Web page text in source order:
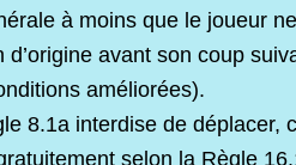
à moins que le joueur
avant son coup
améliorées).
8.1a interdise de déplacer,
selon la Règle